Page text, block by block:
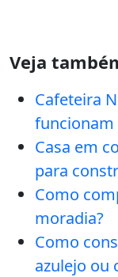
Veja
Cafeteira
funcionam
Casa em
para
Como
moradia?
Como
azulejo ou